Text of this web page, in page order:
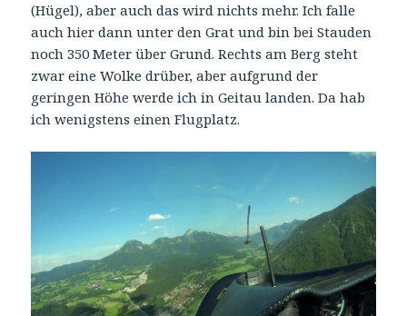
(Hügel), aber auch das wird nichts mehr. Ich falle
auch hier dann unter den Grat und bin bei Stauden
noch 350 Meter über Grund. Rechts am Berg steht
zwar eine Wolke drüber, aber aufgrund der
geringen Höhe werde ich in Geitau landen. Da hab
ich wenigstens einen Flugplatz.